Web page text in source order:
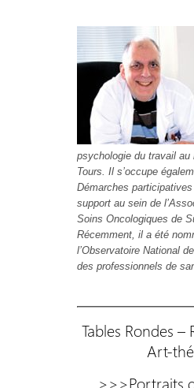
psychologie du travail au
Tours. Il s’occupe
Démarches
support au sein de
Soins Oncologiques de
Récemment, il a été
l’Observatoire National
des professionnels de
Tables Rondes –
Art-
>>>Portraits